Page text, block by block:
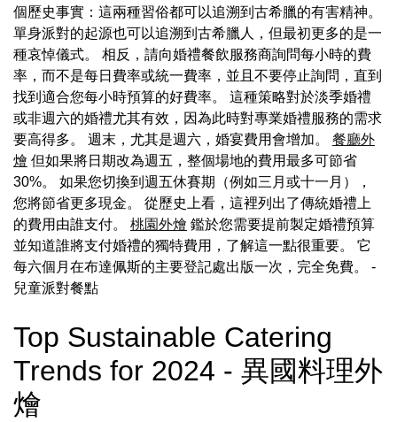
個歷史事實：這兩種習俗都可以追溯到古希臘的有害精神。
單身派對的起源也可以追溯到古希臘人，但最初更多的是一
種哀悼儀式。 相反，請向婚禮餐飲服務商詢問每小時的費
率，而不是每日費率或統一費率，並且不要停止詢問，直到
找到適合您每小時預算的好費率。 這種策略對於淡季婚禮
或非週六的婚禮尤其有效，因為此時對專業婚禮服務的需求
要高得多。 週末，尤其是週六，婚宴費用會增加。 餐廳外
燴 但如果將日期改為週五，整個場地的費用最多可節省
30%。 如果您切換到週五休賽期（例如三月或十一月），
您將節省更多現金。 從歷史上看，這裡列出了傳統婚禮上
的費用由誰支付。 桃園外燴 鑑於您需要提前製定婚禮預算
並知道誰將支付婚禮的獨特費用，了解這一點很重要。 它
每六個月在布達佩斯的主要登記處出版一次，完全免費。 -
兒童派對餐點
Top Sustainable Catering
Trends for 2024 - 異國料理外
燴